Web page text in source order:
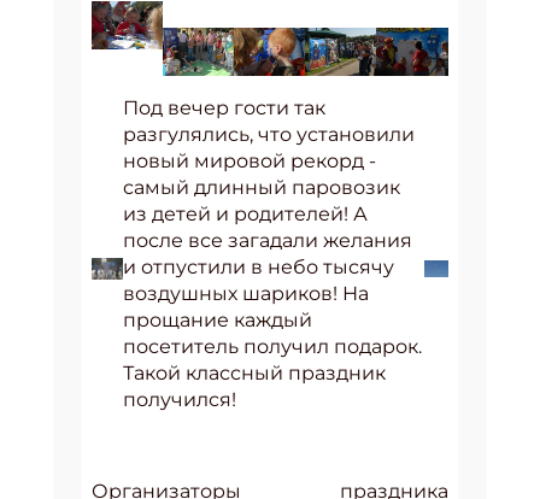
Под вечер гости так
разгулялись, что установили
новый мировой рекорд -
самый длинный паровозик
из детей и родителей! А
после все загадали желания
и отпустили в небо тысячу
воздушных шариков! На
прощание каждый
посетитель получил подарок.
Такой классный праздник
получился!
Организаторы праздника